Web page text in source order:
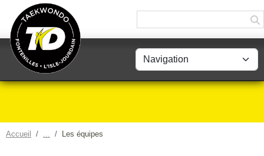
Accueil Les équipes
Panneau de gestion des cookies